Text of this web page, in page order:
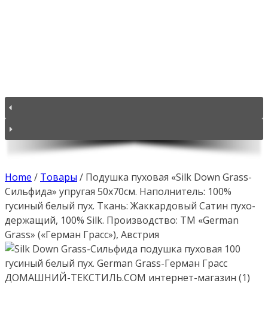
Home / Товары / Подушка пуховая «Silk Down Grass-
Сильфида» упругая 50х70см. Наполнитель: 100%
гусиный белый пух. Ткань: Жаккардовый Сатин пухо-
держащий, 100% Silk. Производство: ТМ «German
Grass» («Герман Грасс»), Австрия